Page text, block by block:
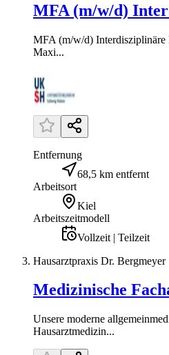
MFA (m/w/d)
MFA (m/w/d) Interdisziplinäre
Maxi...
Entfernung
68,5 km entfernt
Arbeitsort
Kiel
Arbeitszeitmodell
Vollzeit | Teilzeit
Hausarztpraxis Dr. Bergmeyer
Medizinische
Unsere moderne
Hausarztmedizin...